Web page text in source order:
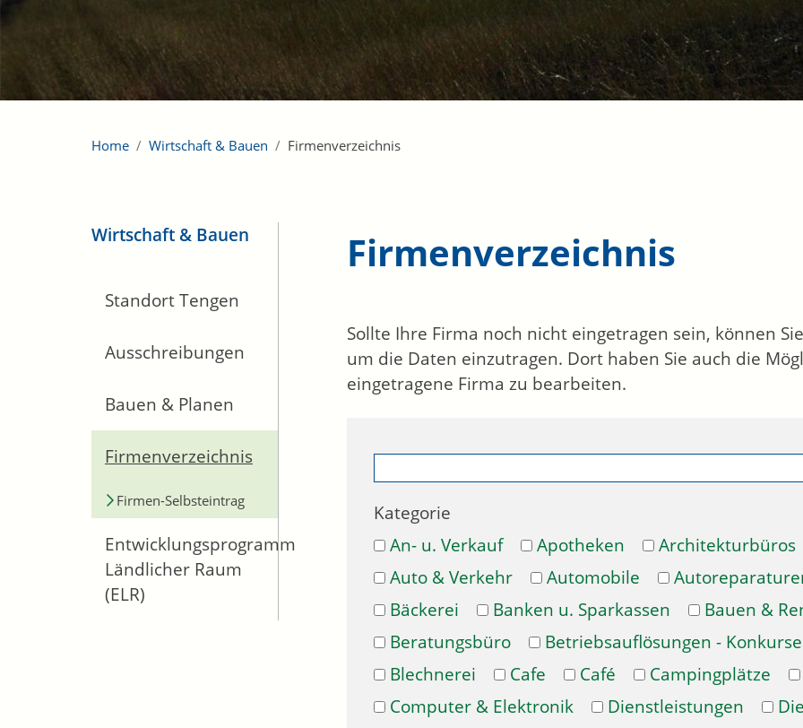
Home Wirtschaft & Bauen Firmenverzeichnis
Wirtschaft & Bauen
Standort Tengen
Ausschreibungen
Bauen & Planen
Firmenverzeichnis
Firmen-Selbsteintrag
Entwicklungsprogramm
Ländlicher Raum
(ELR)
Firmenverzeichnis
Sollte Ihre Firma noch nicht eingetragen sein, können
um die Daten einzutragen. Dort haben Sie auch die
eingetragene Firma zu bearbeiten.
Kategorie
An- u. Verkauf
Apotheken Architekturbüros
Auto & Verkehr
Automobile
Bäckerei
Banken u. Sparkassen Bauen &
Beratungsbüro
Betriebsauflösungen - Konkurse
Blechnerei
Cafe Café Campingplätze
Computer & Elektronik
Dienstleistungen